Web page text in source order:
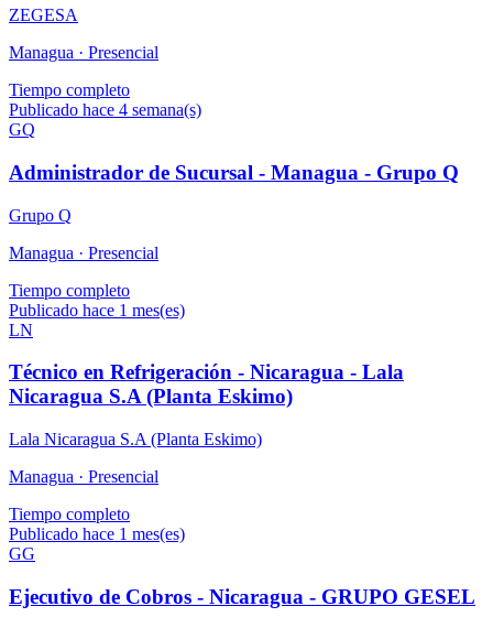
ZEGESA
Managua · Presencial
Tiempo completo
Publicado hace 4 semana(s)
GQ
Administrador de Sucursal - Managua - Grupo Q
Grupo Q
Managua · Presencial
Tiempo completo
Publicado hace 1 mes(es)
LN
Técnico en Refrigeración - Nicaragua - Lala
Nicaragua S.A (Planta Eskimo)
Lala Nicaragua S.A (Planta Eskimo)
Managua · Presencial
Tiempo completo
Publicado hace 1 mes(es)
GG
Ejecutivo de Cobros - Nicaragua - GRUPO GESEL